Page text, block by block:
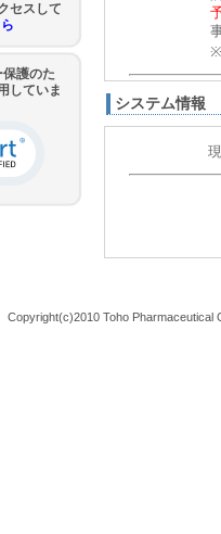
システム情報
セスして
護のた
していま
Copyright(c)2010 Toho Pharmaceutical